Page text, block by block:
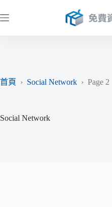
至
首頁
› Social Network › Page 2
Social Network